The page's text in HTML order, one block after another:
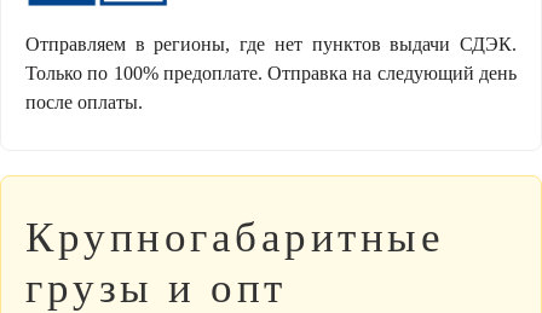
Отправляем в регионы, где нет пунктов выдачи СДЭК.
Только по 100% предоплате. Отправка на следующий день
после оплаты.
Крупногабаритные
грузы и опт